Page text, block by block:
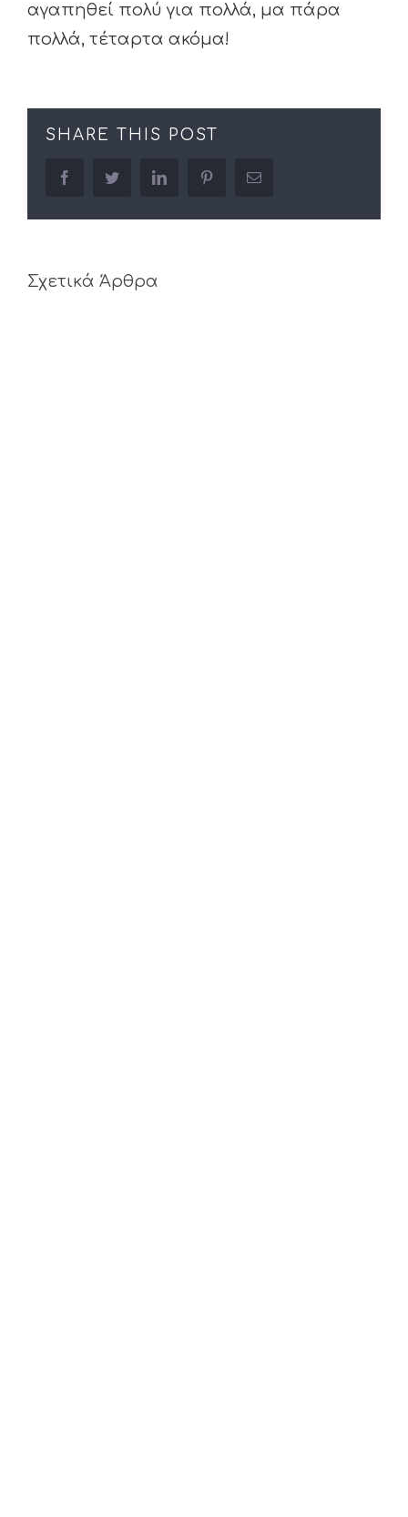
αγαπηθεί πολύ για πολλά, μα πάρα
πολλά, τέταρτα ακόμα!
SHARE THIS POST
facebooktwitter linkedin pinterestEmail
Σχετικά Άρθρα